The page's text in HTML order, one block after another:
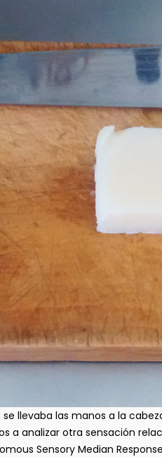
llevaba las manos a la
a analizar otra sensación
Sensory Median